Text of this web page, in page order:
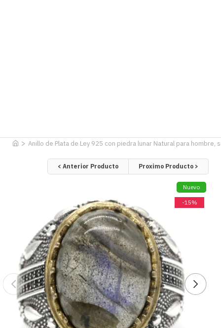
Anillo de Plata de Ley 925 con piedra lunar Natural para
< Anterior Producto Proximo Producto >
Nuevo
-15%